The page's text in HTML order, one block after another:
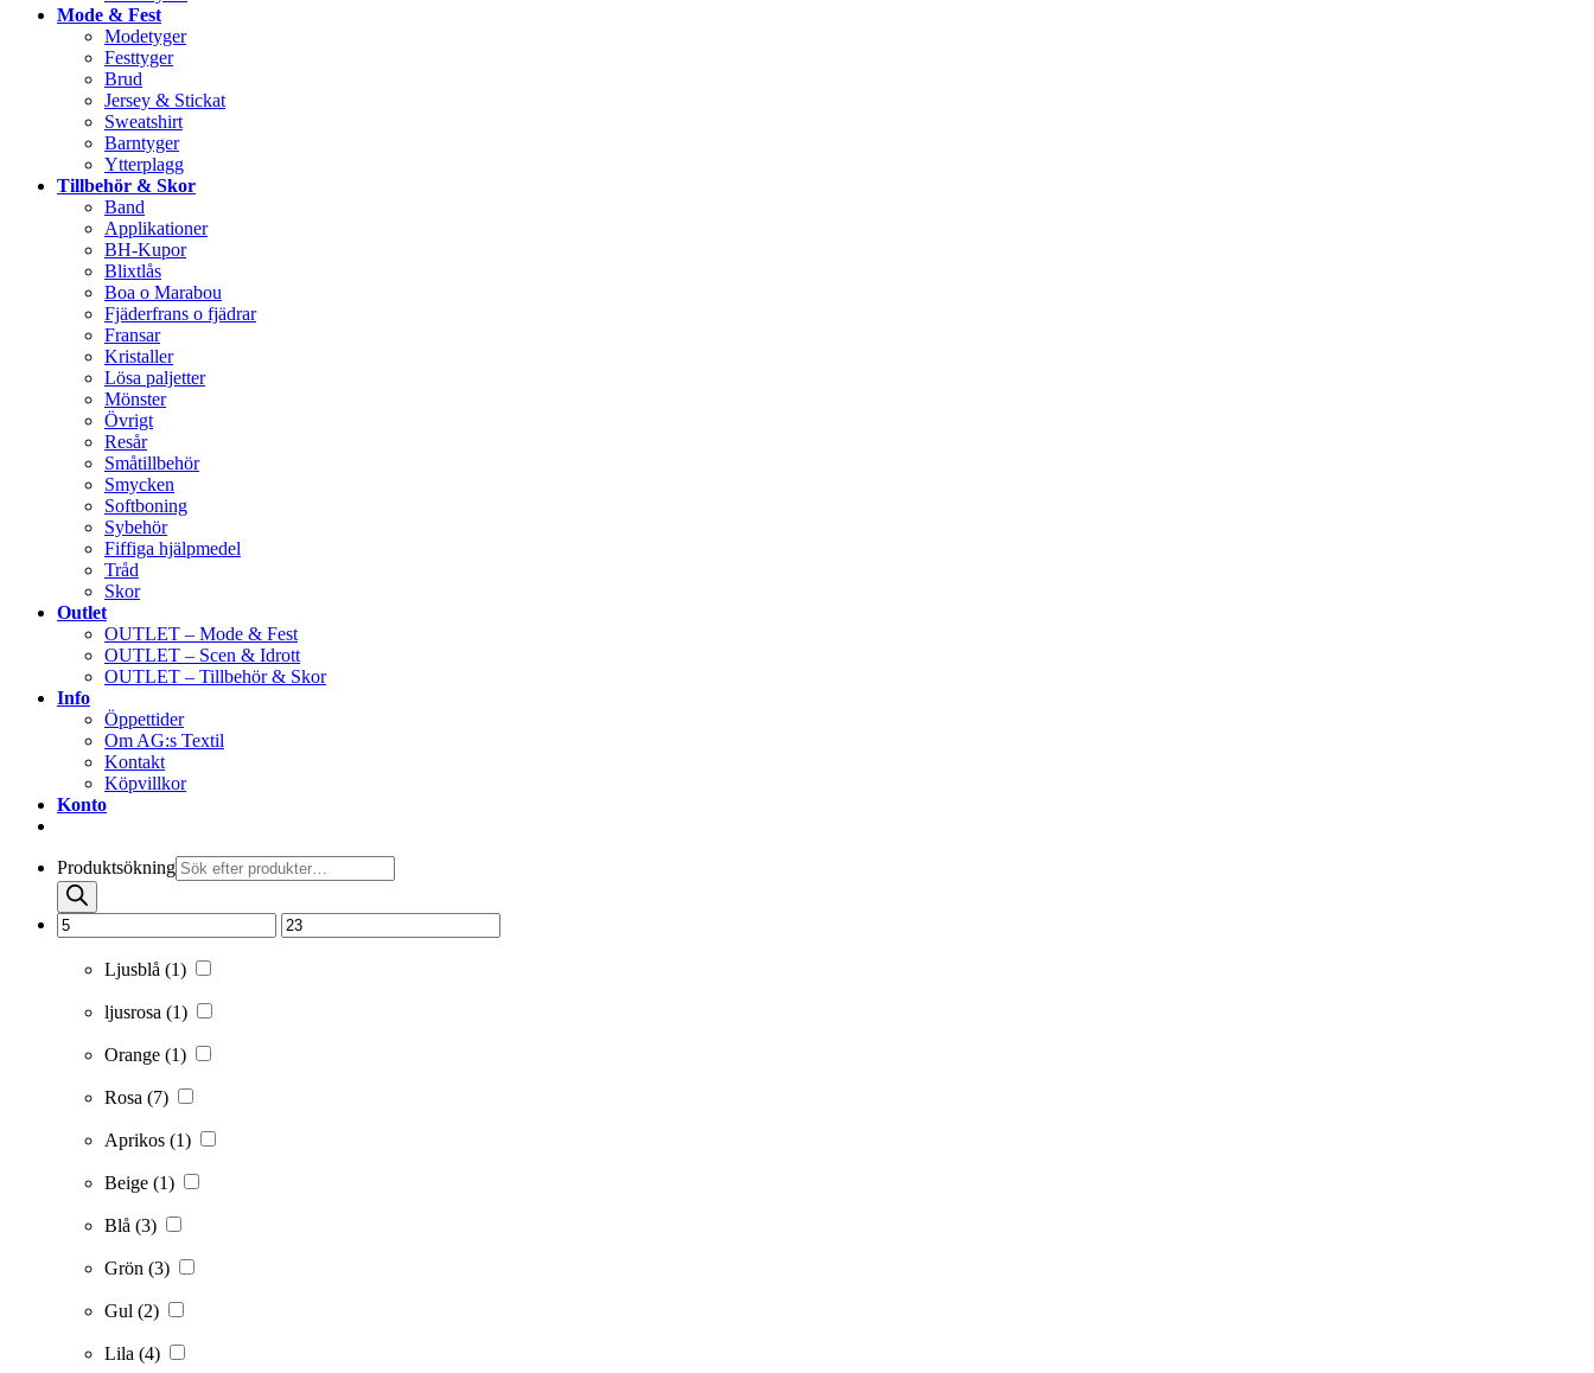
Mode & Fest
Modetyger
Festtyger
Brud
Jersey & Stickat
Sweatshirt
Barntyger
Ytterplagg
Tillbehör & Skor
Band
Applikationer
BH-Kupor
Blixtlås
Boa o Marabou
Fjäderfrans o fjädrar
Fransar
Kristaller
Lösa paljetter
Mönster
Övrigt
Resår
Småtillbehör
Smycken
Softboning
Sybehör
Fiffiga hjälpmedel
Tråd
Skor
Outlet
OUTLET – Mode & Fest
OUTLET – Scen & Idrott
OUTLET – Tillbehör & Skor
Info
Öppettider
Om AG:s Textil
Kontakt
Köpvillkor
Konto
Produktsökning
Ljusblå (1)
ljusrosa (1)
Orange (1)
Rosa (7)
Aprikos (1)
Beige (1)
Blå (3)
Grön (3)
Gul (2)
Lila (4)